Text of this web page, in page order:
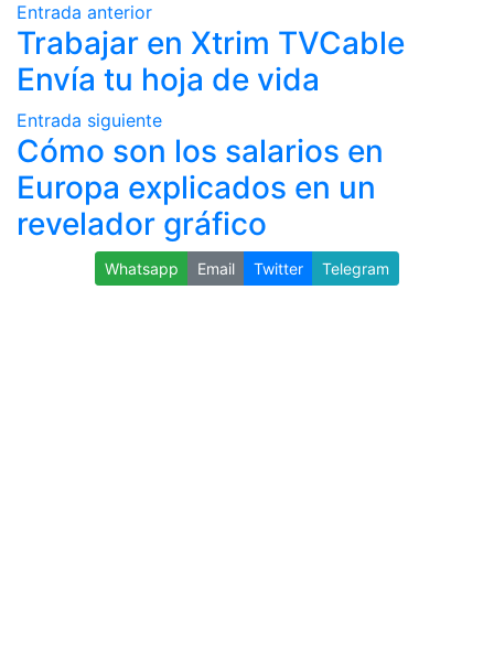
Entrada anterior
Trabajar en Xtrim TVCable
Envía tu hoja de vida
Entrada siguiente
Cómo son los salarios en
Europa explicados en un
revelador gráfico
Whatsapp Email Twitter Telegram